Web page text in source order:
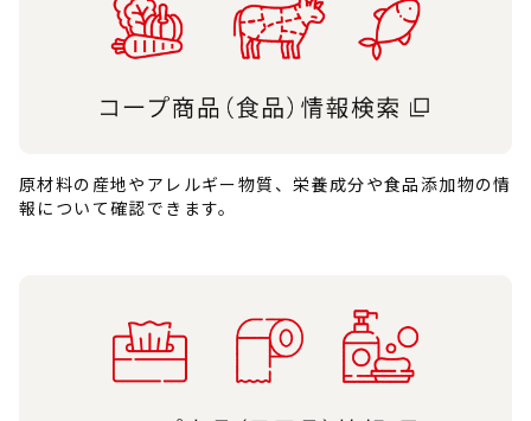
原材料の産地やアレルギー物質、栄養成分や食品添加物の情
報について確認できます。